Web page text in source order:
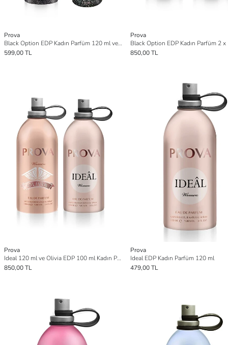
Prova
Black Option EDP Kadın Parfüm 120 ml ve Deodorant 150 ml
599,00 TL
Prova
Black Option EDP Kadın Parfüm 2
850,00 TL
Prova
Ideal 120 ml ve Olivia EDP 100 ml Kadın Parfüm Seti
850,00 TL
Prova
Ideal EDP Kadın Parfüm 120 ml
479,00 TL